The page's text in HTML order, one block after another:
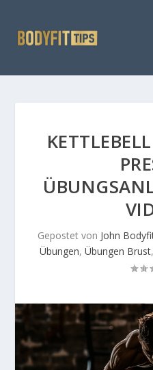
Gepostet von John
Übungen, Übungen Brust,